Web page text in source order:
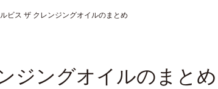
ビス ザ クレンジングオイルのまとめ
ジングオイルのまとめ